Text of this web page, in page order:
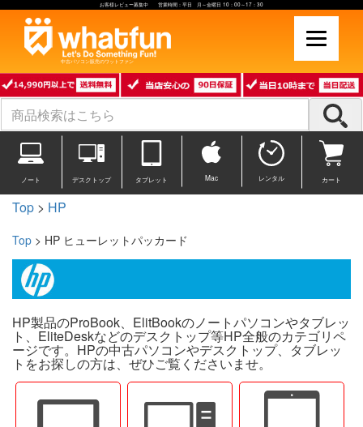
お客様レビュー募集中 営業時間：平日 月～金曜日 10：00～17：30
中古パソコン販売のワットファン
ノート デスクトップ タブレット Mac レンタル カート
Top > HP
Top > HP ヒューレットパッカード
HP製品のProBook、ElitBookのノートパソコンやタブレッ
ト、EliteDeskなどのデスクトップ等HP全般のカテゴリペ
ージです。HPの中古パソコンやデスクトップ、タブレッ
トをお探しの方は、ぜひご覧くださいませ。